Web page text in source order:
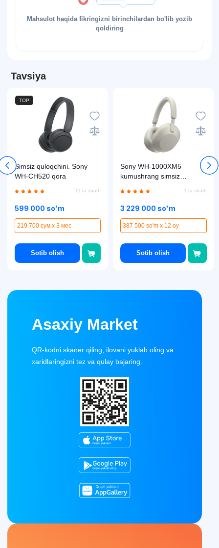
Mahsulot haqida fikringizni birinchilardan bo'lib yozib
qoldiring
Tavsiya
TOP
Simsiz quloqchini. Sony
WH-CH520 qora
11 ta sharh
599 000 so'm
219 700 сум x 3 мес
Sotib olish
Sony WH-1000XM5
kumushrang simsiz
1 ta sharh
3 229 000 so'm
387 500 so'm x 12 oy
Sotib olish
Asaxiy Market
QR-kodni skaner qiling, ilovani yuklab oling va
xaridlaringizni tez va qulay bajaring.